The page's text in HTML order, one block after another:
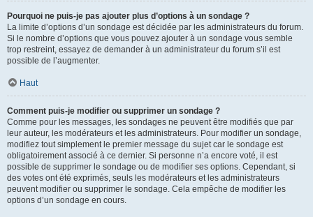
Pourquoi ne puis-je pas ajouter plus d’options à un sondage ?
La limite d’options d’un sondage est décidée par les administrateurs du forum.
Si le nombre d’options que vous pouvez ajouter à un sondage vous semble
trop restreint, essayez de demander à un administrateur du forum s’il est
possible de l’augmenter.
Haut
Comment puis-je modifier ou supprimer un sondage ?
Comme pour les messages, les sondages ne peuvent être modifiés que par
leur auteur, les modérateurs et les administrateurs. Pour modifier un sondage,
modifiez tout simplement le premier message du sujet car le sondage est
obligatoirement associé à ce dernier. Si personne n’a encore voté, il est
possible de supprimer le sondage ou de modifier ses options. Cependant, si
des votes ont été exprimés, seuls les modérateurs et les administrateurs
peuvent modifier ou supprimer le sondage. Cela empêche de modifier les
options d’un sondage en cours.